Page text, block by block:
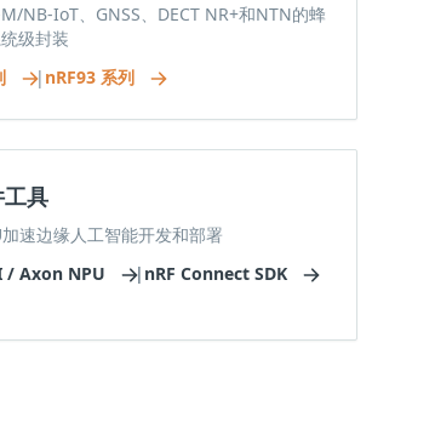
NB-IoT、GNSS、DECT NR+和NTN的蜂
级封装
| nRF93 系列
具
速边缘人工智能开发和部署
/ Axon NPU
| nRF Connect SDK